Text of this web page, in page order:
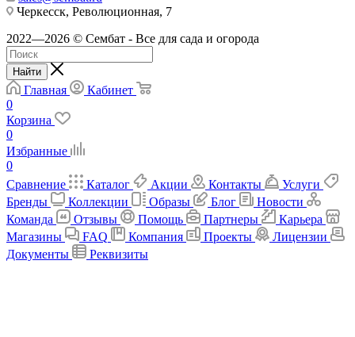
Черкесск, Революционная, 7
2022—2026 © Сембат - Все для сада и огорода
Найти
Главная
Кабинет
0
Корзина
0
Избранные
0
Сравнение
Каталог Акции Контакты
Услуги
Бренды
Коллекции Образы Блог
Новости
Команда
Отзывы Помощь Партнеры
Карьера
Магазины
FAQ Компания Проекты
Лицензии
Документы
Реквизиты